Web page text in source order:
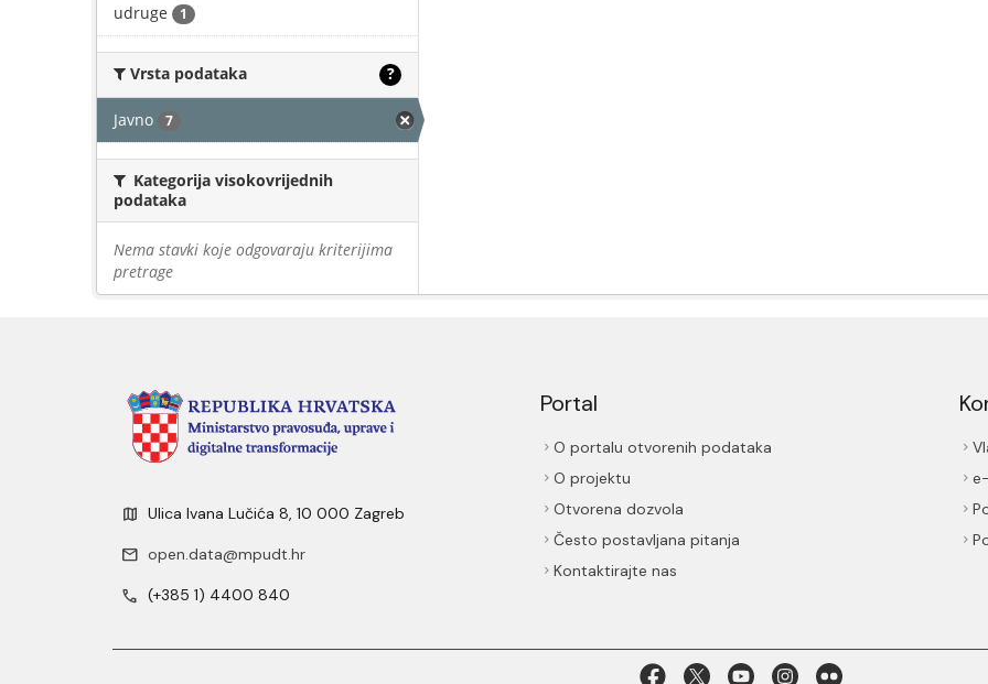
udruge 1
Vrsta podataka ?
Javno 7
Kategorija visokovrijednih
podataka
Nema stavki koje odgovaraju kriterijima
pretrage